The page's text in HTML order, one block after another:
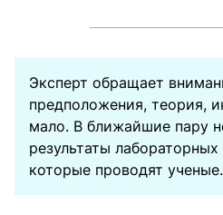
Эксперт обращает
предположения, теория,
мало. В ближайшие пару
результаты
которые проводят ученые.